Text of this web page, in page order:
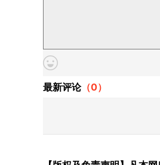
最新评论（0）